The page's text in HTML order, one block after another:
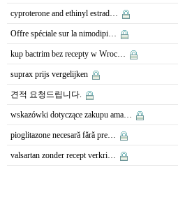
cyproterone and ethinyl estrad…
Offre spéciale sur la nimodipi…
kup bactrim bez recepty w Wroc…
suprax prijs vergelijken
견적 요청드립니다.
wskazówki dotyczące zakupu ama…
pioglitazone necesară fără pre…
valsartan zonder recept verkri…